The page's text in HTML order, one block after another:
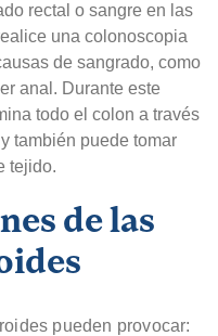
rectal o sangre en las
una colonoscopia
de sangrado, como
anal. Durante este
todo el colon a través
también puede tomar
tejido.
de las
pueden provocar: